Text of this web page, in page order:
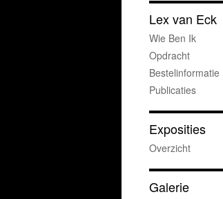
Lex van Eck
Wie Ben Ik
Opdracht
Bestelinformatie
Publicaties
Exposities
Overzicht
Galerie